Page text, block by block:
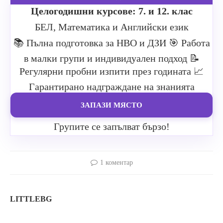
Целогодишни курсове: 7. и 12. клас
БЕЛ, Математика и Английски език
📚 Пълна подготовка за НВО и ДЗИ 🎯 Работа
в малки групи и индивидуален подход 📝
Регулярни пробни изпити през годината 📈
Гарантирано надграждане на знанията
ЗАПАЗИ МЯСТО
Групите се запълват бързо!
1 коментар
LITTLEBG